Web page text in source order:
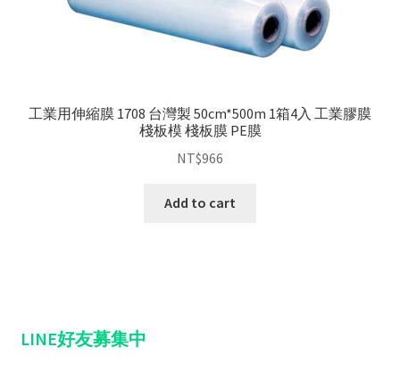
工業用伸縮膜 1708 台灣製 50cm*500m 1箱4入 工業膠膜
棧板模 棧板膜 PE膜
NT$966
Add to cart
LINE好友募集中